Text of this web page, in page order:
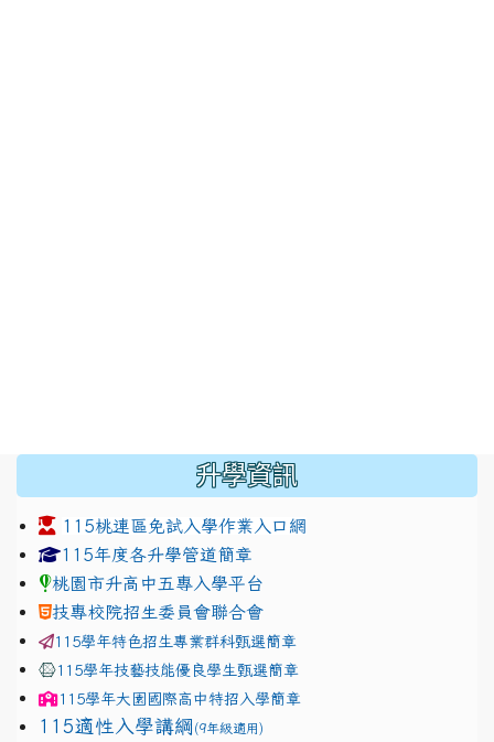
升學資訊
115桃連區免試入學作業入口網
link to https://www.jhjhs.tyc.edu.tw/modules/
115年度各升學管道簡章
桃園市升高中五專入學平台
技專校院招生委員會聯合會
115學年特色招生專業群科甄選簡章
115學年技藝技能優良學生甄選簡章
115學年大園國際高中特招入學簡章
115適性入學講綱 (9年級適用)